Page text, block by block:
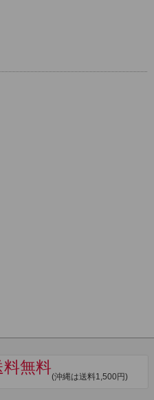
料無料
(沖縄は送料1,500円)